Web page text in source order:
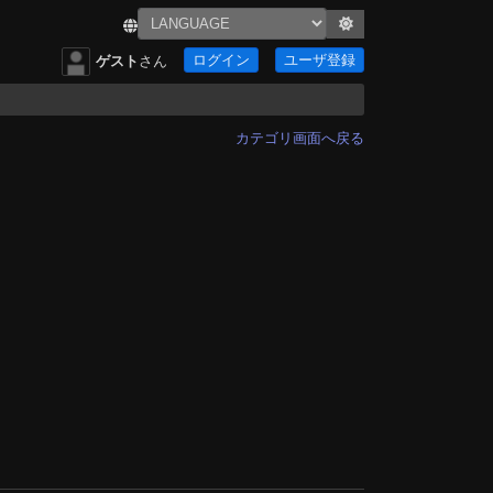
ゲスト さん ログイン ユーザ登録
カテゴリ画面へ戻る